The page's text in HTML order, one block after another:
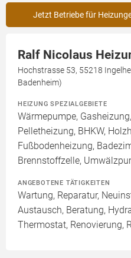
Jetzt Betriebe für
Ralf Nicolaus
Hochstrasse 53, 55218
Badenheim)
HEIZUNG SPEZIALGEBIETE
Wärmepumpe,
Pelletheizung, BHKW,
Fußbodenheizung,
Brennstoffzelle,
ANGEBOTENE TÄTIGKEITEN
Wartung, Reparatur,
Austausch, Beratung,
Thermostat, Renovierung,